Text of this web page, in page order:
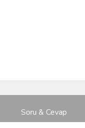
Soru & Cevap